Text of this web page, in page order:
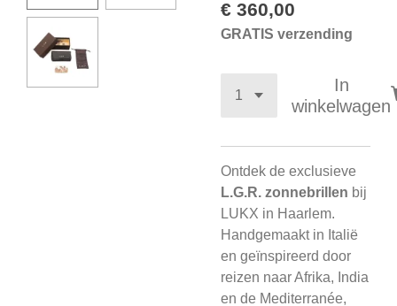
€ 360,00
GRATIS verzending
In
winkelwagen
Ontdek de exclusieve
L.G.R. zonnebrillen bij
LUKX in Haarlem.
Handgemaakt in Italië
en geïnspireerd door
reizen naar Afrika, India
en de Mediterranée,